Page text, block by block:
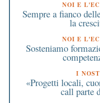
NOI E
Sempre a fianco
la
NOI E
Sosteniamo
I
«Progetti locali,
call parte